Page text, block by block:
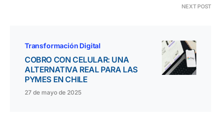
NEXT POST
Transformación Digital
COBRO CON CELULAR: UNA
ALTERNATIVA REAL PARA LAS
PYMES EN CHILE
27 de mayo de 2025